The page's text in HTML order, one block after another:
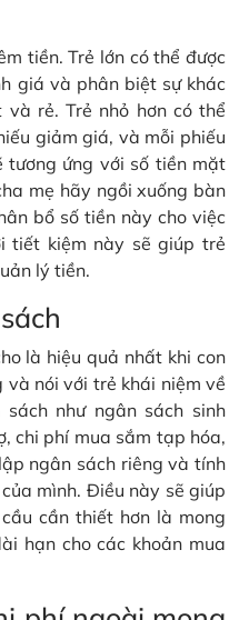
tiền. Trẻ lớn có thể được
giá và phân biệt sự khác
rẻ. Trẻ nhỏ hơn có thể
giảm giá, và mỗi phiếu
tương ứng với số tiền mặt
mẹ hãy ngồi xuống bàn
bổ số tiền này cho việc
tiết kiệm này sẽ giúp trẻ
lý tiền.
là hiệu quả nhất khi con
và nói với trẻ khái niệm về
như ngân sách sinh
chi phí mua sắm tạp hóa,
ngân sách riêng và tính
mình. Điều này sẽ giúp
cần thiết hơn là mong
hạn cho các khoản mua